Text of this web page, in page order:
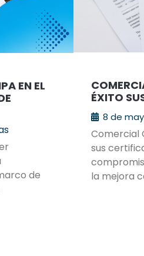
EN EL
de
ÉXITO
8 de
Comercial
sus
la mejora